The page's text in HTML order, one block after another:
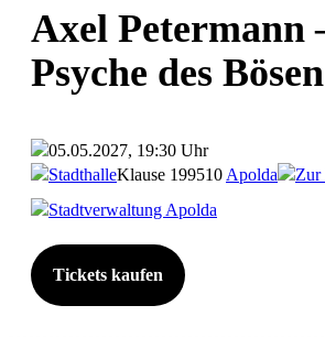
Axel Petermann
Psyche des Bösen
05.05.2027, 19:30 Uhr
StadthalleKlause 199510Apolda
Zur
Stadtverwaltung Apolda
Tickets kaufen